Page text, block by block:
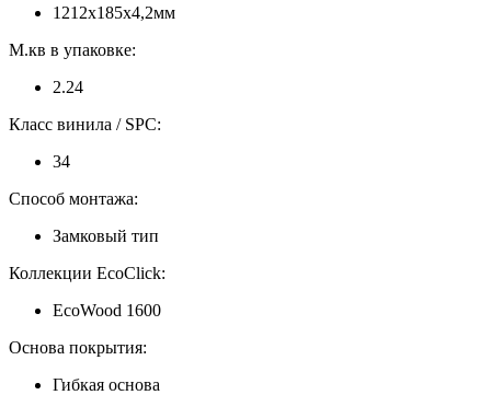
1212х185х4,2мм
М.кв в упаковке:
2.24
Класс винила / SPC:
34
Способ монтажа:
Замковый тип
Коллекции EcoClick:
EcoWood 1600
Основа покрытия:
Гибкая основа